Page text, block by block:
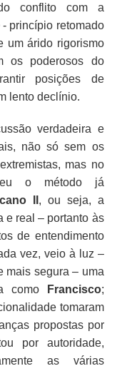
do conflito com a
- princípio retomado
um árido rigorismo
os poderosos do
posições de
lento declínio.
verdadeira e
não só sem os
mas no
o método já
II , ou seja, a
e real – portanto às
de entendimento
vez, veio à luz –
mais segura – uma
como
Francisco;
tomaram
propostas por
por autoridade,
as várias